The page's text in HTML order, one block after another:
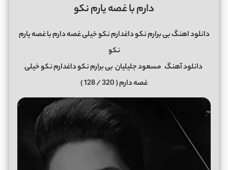
دارم با غصه یارم نکو
دانلود اهنگ بی برارم نکو داغدارم نکو خیلی غصه دارم با غصه یارم
نکو
دانلود آهنگ مسعود جلیلیانبی برارم نکو داغدارم نکو خیلی
غصه دارم ( 320 / 128 )